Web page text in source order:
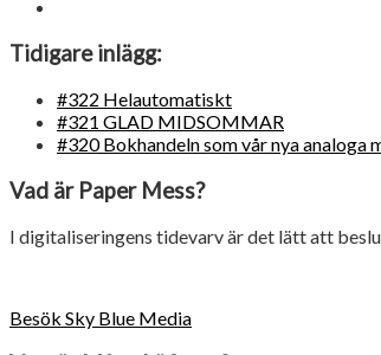
Tidigare inlägg:
#322 Helautomatiskt
#321 GLAD MIDSOMMAR
#320 Bokhandeln som vår nya analoga
Vad är Paper Mess?
I digitaliseringens tidevarv är det lätt att
Besök Sky Blue Media